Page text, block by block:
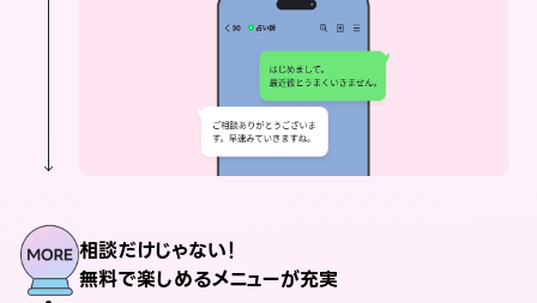
相談だけじゃない！
無料で楽しめるメニューが充実